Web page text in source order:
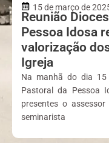
15 de março de
Reunião
Pessoa Idosa
valorização
Igreja
Na manhã do dia
Pastoral da Pessoa
presentes o
seminarista